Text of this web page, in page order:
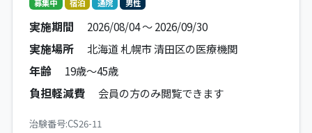
募集中 宿泊 通院 男性
実施期間 2026/08/04 ～ 2026/09/30
実施場所 北海道 札幌市 清田区の医療機関
年齢 19歳～45歳
負担軽減費 会員の方のみ閲覧できます
治験番号:CS26-11